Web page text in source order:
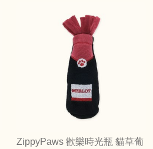
ZippyPaws 歡樂時光瓶 貓草葡